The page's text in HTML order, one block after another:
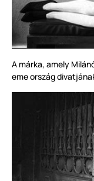
A márka, amely
eme ország